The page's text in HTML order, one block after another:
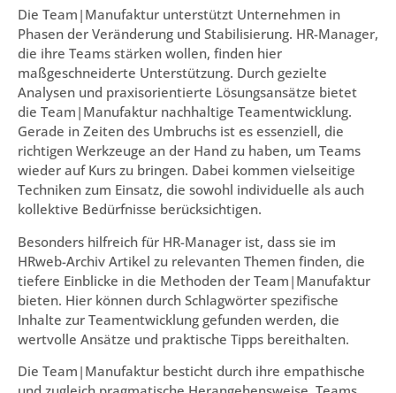
Die Team|Manufaktur unterstützt Unternehmen in
Phasen der Veränderung und Stabilisierung. HR-Manager,
die ihre Teams stärken wollen, finden hier
maßgeschneiderte Unterstützung. Durch gezielte
Analysen und praxisorientierte Lösungsansätze bietet
die Team|Manufaktur nachhaltige Teamentwicklung.
Gerade in Zeiten des Umbruchs ist es essenziell, die
richtigen Werkzeuge an der Hand zu haben, um Teams
wieder auf Kurs zu bringen. Dabei kommen vielseitige
Techniken zum Einsatz, die sowohl individuelle als auch
kollektive Bedürfnisse berücksichtigen.
Besonders hilfreich für HR-Manager ist, dass sie im
HRweb-Archiv Artikel zu relevanten Themen finden, die
tiefere Einblicke in die Methoden der Team|Manufaktur
bieten. Hier können durch Schlagwörter spezifische
Inhalte zur Teamentwicklung gefunden werden, die
wertvolle Ansätze und praktische Tipps bereithalten.
Die Team|Manufaktur besticht durch ihre empathische